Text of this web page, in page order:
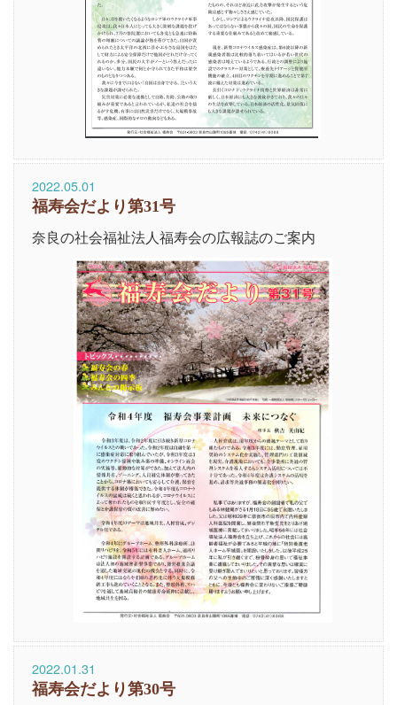
2022.05.01
福寿会だより第31号
奈良の社会福祉法人福寿会の広報誌のご案内
2022.01.31
福寿会だより第30号